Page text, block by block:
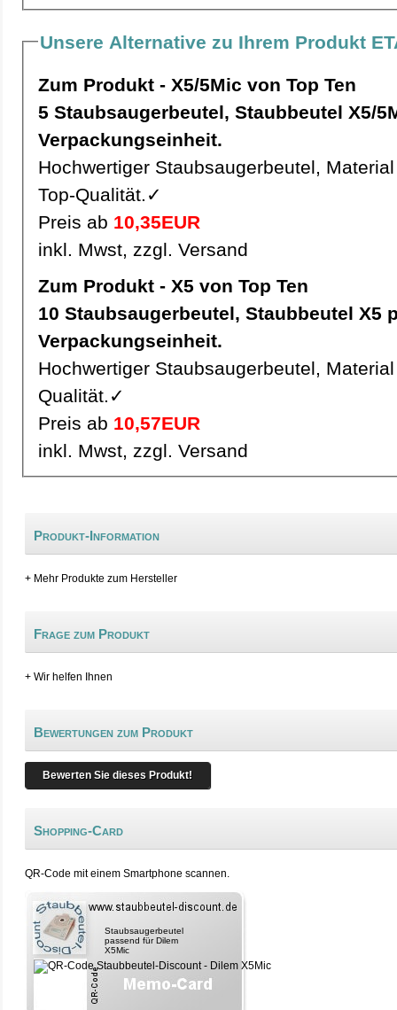
Unsere Alternative zu Ihrem Produkt
Zum Produkt - X5/5Mic von Top Ten
5 Staubsaugerbeutel, Staubbeutel X5/5Mic pro
Verpackungseinheit.
Hochwertiger Staubsaugerbeutel,
Top-Qualität.✓
Preis ab 10,35EUR
inkl. Mwst, zzgl. Versand
Zum Produkt - X5 von Top Ten
10 Staubsaugerbeutel, Staubbeutel X5 pro
Verpackungseinheit.
Hochwertiger Staubsaugerbeutel,
Qualität.✓
Preis ab 10,57EUR
inkl. Mwst, zzgl. Versand
Produkt-Information
+ Mehr Produkte zum Hersteller
Frage zum Produkt
+ Wir helfen Ihnen
Bewertungen zum Produkt
Bewerten Sie dieses Produkt!
Shopping-Card
QR-Code mit einem Smartphone scannen.
Staubsaugerbeutel
passend für Dilem
X5Mic